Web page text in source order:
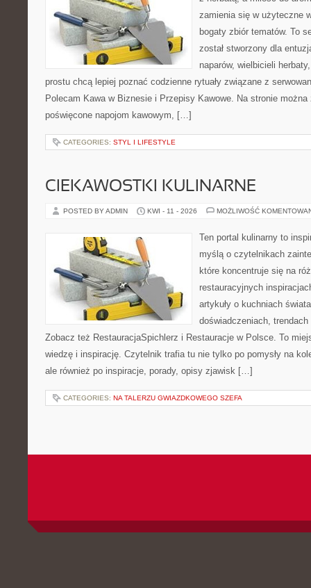
zamienia się w użyteczne
bogaty zbiór tematów. To
został stworzony dla
naparów, wielbicieli
prostu chcą lepiej poznać codzienne rytuały związane z
Polecam Kawa w Biznesie i Przepisy Kawowe. Na stronie
poświęcone napojom kawowym, […]
CATEGORIES: STYL I LIFESTYLE
CIEKAWOSTKI KULINARNE
POSTED BY ADMIN KWI - 11 - 2026 MOŻLIWOŚĆ
Ten portal kulinarny to
myślą o czytelnikach
które koncentruje się na
restauracyjnych
artykuły o kuchniach
doświadczeniach,
Zobacz też RestauracjaSpichlerz i Restauracje w Polsce. To
wiedzę i inspirację. Czytelnik trafia tu nie tylko po pomysły na
ale również po inspiracje, porady, opisy zjawisk […]
CATEGORIES: NA TALERZU GWIAZDKOWEGO SZEFA